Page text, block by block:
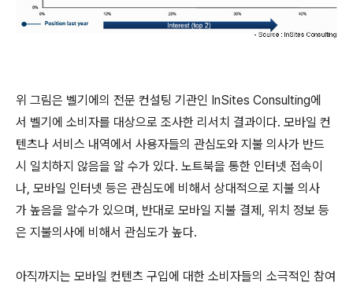
위 그림은 벨기에의 전문 컨설팅 기관인 InSites Consulting에
서 벨기에 소비자를 대상으로 조사한 리서치 결과이다. 모바일 컨
텐츠나 서비스 내역에서 사용자들의 관심도와 지불 의사가 반드
시 일치하지 않음을 알 수가 있다. 노트북을 통한 인터넷 접속이
나, 모바일 인터넷 등은 관심도에 비해서 상대적으로 지불 의사
가 높음을 알수가 있으며, 반대로 모바일 지불 결제, 위치 정보 등
은 지불의사에 비해서 관심도가 높다.
아직까지는 모바일 컨텐츠 구입에 대한 소비자들의 소극적인 참여